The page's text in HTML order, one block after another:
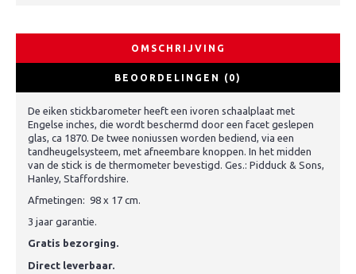
OMSCHRIJVING
BEOORDELINGEN (0)
De eiken stickbarometer heeft een ivoren schaalplaat met
Engelse inches, die wordt beschermd door een facet geslepen
glas, ca 1870. De twee noniussen worden bediend, via een
tandheugelsysteem, met afneembare knoppen. In het midden
van de stick is de thermometer bevestigd. Ges.: Pidduck & Sons,
Hanley, Staffordshire.
Afmetingen: 98 x 17 cm.
3 jaar garantie.
Gratis bezorging.
Direct leverbaar.